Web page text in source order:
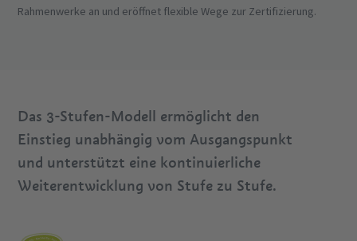
Rahmenwerke an und eröffnet flexible Wege zur Zertifizierung.
Das 3-Stufen-Modell ermöglicht den
Einstieg unabhängig vom Ausgangspunkt
und unterstützt eine kontinuierliche
Weiterentwicklung von Stufe zu Stufe.